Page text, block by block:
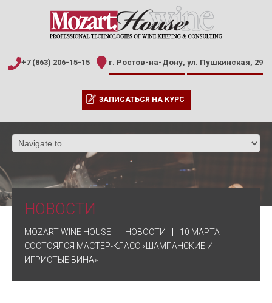
+7 (863) 206-15-15 г. Ростов-на-Дону, ул. Пушкинская, 29
ЗАПИСАТЬСЯ НА КУРС
НОВОСТИ
MOZART WINE HOUSE НОВОСТИ
10 МАРТА
СОСТОЯЛСЯ МАСТЕР-КЛАСС «ШАМПАНСКИЕ И
ИГРИСТЫЕ ВИНА»